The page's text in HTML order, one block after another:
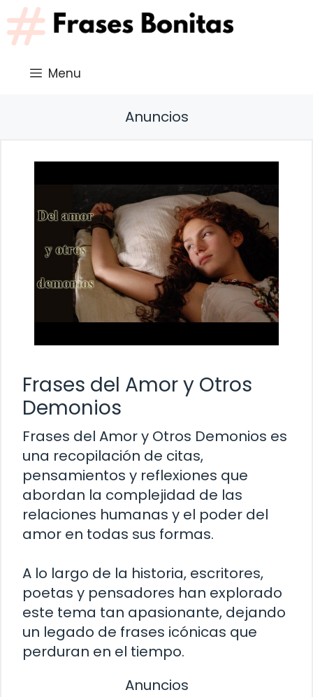
Saltar
al
contenido
Menu
Anuncios
Frases del Amor y Otros
Demonios
Frases del Amor y Otros Demonios es
una recopilación de citas,
pensamientos y reflexiones que
abordan la complejidad de las
relaciones humanas y el poder del
amor en todas sus formas.
A lo largo de la historia, escritores,
poetas y pensadores han explorado
este tema tan apasionante, dejando
un legado de frases icónicas que
perduran en el tiempo.
Anuncios